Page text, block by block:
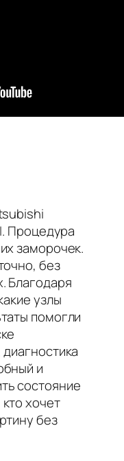
Процедура
заморочек.
без
Благодаря
узлы
помогли
и
состояние
хочет
без